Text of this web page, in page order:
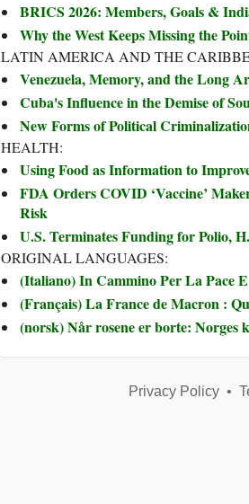
BRICS 2026: Members, Goals &
Why the West Keeps Missing the
LATIN AMERICA AND THE
Venezuela, Memory, and the Long
Cuba's Influence in the Demise of
New Forms of Political
HEALTH:
Using Food as Information to
FDA Orders COVID ‘Vaccine’
Risk
U.S. Terminates Funding for Polio,
ORIGINAL LANGUAGES:
(Italiano) In Cammino Per La Pace
(Français) La France de Macron :
(norsk) Når rosene er borte: Norges
Privacy Policy•